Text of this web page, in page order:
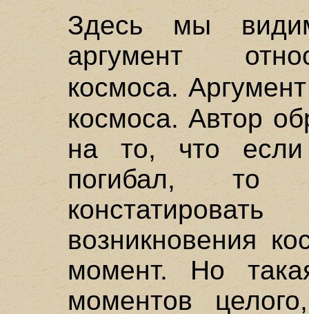
Здесь мы
аргумент
космоса.
космоса. Автор
на то, что
погибал,
возникновения
момент. Но
моментов